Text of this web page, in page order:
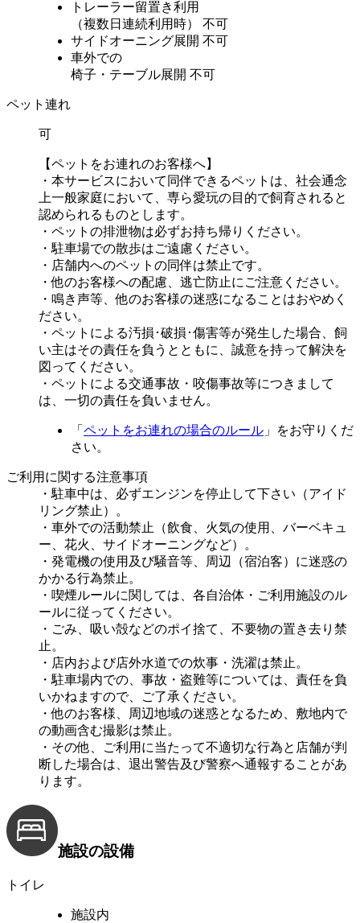
トレーラー留置き利用
（複数日連続利用時）
不可
サイドオーニング展開 不可
車外での
椅子・テーブル展開 不可
ペット連れ
可
【ペットをお連れのお客様へ】
・本サービスにおいて同伴できるペットは、社会通念
上一般家庭において、専ら愛玩の目的で飼育されると
認められるものとします。
・ペットの排泄物は必ずお持ち帰りください。
・駐車場での散歩はご遠慮ください。
・店舗内へのペットの同伴は禁止です。
・他のお客様への配慮、逃亡防止にご注意ください。
・鳴き声等、他のお客様の迷惑になることはおやめく
ださい。
・ペットによる汚損･破損･傷害等が発生した場合、飼
い主はその責任を負うとともに、誠意を持って解決を
図ってください。
・ペットによる交通事故・咬傷事故等につきまして
は、一切の責任を負いません。
「 ペットをお連れの場合のルール 」をお守りくだ
さい。
ご利用に関する注意事項
・駐⾞中は、必ずエンジンを停⽌して下さい（アイド
リング禁⽌）。
・⾞外での活動禁止（飲食、⽕気の使⽤、バーベキュ
ー、花⽕、サイドオーニングなど）。
・発電機の使⽤及び騒⾳等、周辺（宿泊客）に迷惑の
かかる行為禁⽌。
・喫煙ルールに関しては、各自治体・ご利用施設のル
ールに従ってください。
・ごみ、吸い殻などのポイ捨て、不要物の置き去り禁
⽌。
・店内および店外水道での炊事・洗濯は禁⽌。
・駐⾞場内での、事故・盗難等については、責任を負
いかねますので、ご了承ください。
・他のお客様、周辺地域の迷惑となるため、敷地内で
の動画含む撮影は禁止。
・その他、ご利⽤に当たって不適切な行為と店舗が判
断した場合は、退出警告及び警察へ通報することがあ
ります。
施設の設備
トイレ
施設内